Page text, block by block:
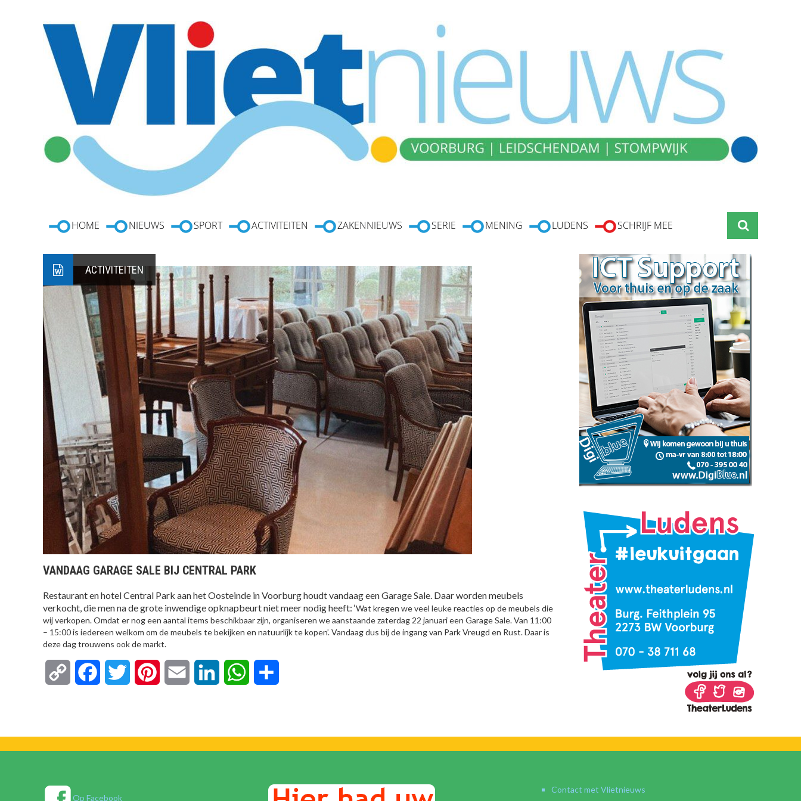
HOME NIEUWS SPORT ACTIVITEITEN ZAKENNIEUWS SERIE MENING LUDENS SCHRIJF MEE
ACTIVITEITEN
VANDAAG GARAGE SALE BIJ CENTRAL PARK
Restaurant en hotel Central Park aan het Oosteinde in Voorburg houdt vandaag een Garage Sale. Daar worden meubels
verkocht, die men na de grote inwendige opknapbeurt niet meer nodig heeft: ‘Wat kregen we veel leuke reacties op de meubels die
wij verkopen. Omdat er nog een aantal items beschikbaar zijn, organiseren we aanstaande zaterdag 22 januari een Garage Sale. Van 11:00
– 15:00 is iedereen welkom om de meubels te bekijken en natuurlijk te kopen’. Vandaag dus bij de ingang van Park Vreugd en Rust. Daar is
deze dag trouwens ook de markt.
Copy FacebookTwitter Pinterest Email LinkedIn WhatsApp
Op Facebook
Contact met Vlietnieuws